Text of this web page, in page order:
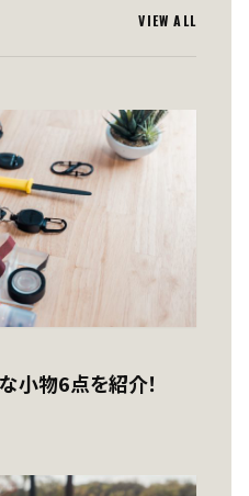
VIEW ALL
小物6点を紹介！